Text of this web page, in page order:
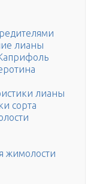
лианы
лианы
сорта
жимолости